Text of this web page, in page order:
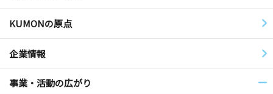
KUMONの原点
企業情報
事業・活動の広がり